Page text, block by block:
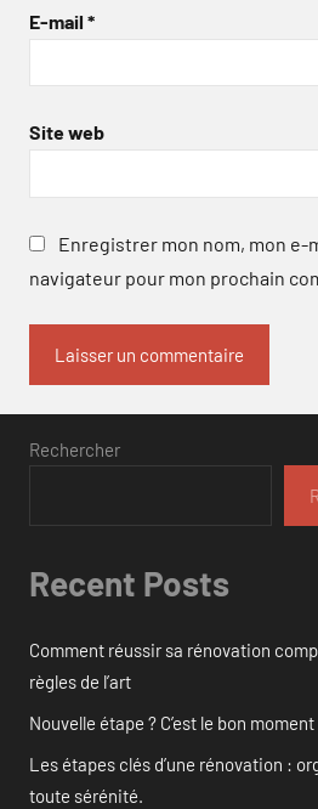
E-mail *
Site web
Enregistrer mon nom, mon e-
navigateur pour mon prochain
Rechercher
Recent Posts
Comment réussir sa rénovation
règles de l’art
Nouvelle étape ? C’est le bon
Les étapes clés d’une rénovation :
toute sérénité.